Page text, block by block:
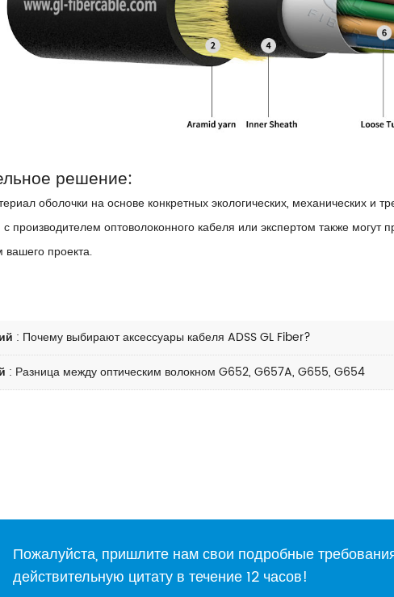
решение:
оболочки на основе конкретных экологических, механических и
с производителем оптоволоконного кабеля или экспертом также
вашего проекта.
: Почему выбирают аксессуары кабеля ADSS GL Fiber?
: Разница между оптическим волокном G652, G657A, G655, G654
Пожалуйста, пришлите нам свои подробные
действительную цитату в течение 12 часов!